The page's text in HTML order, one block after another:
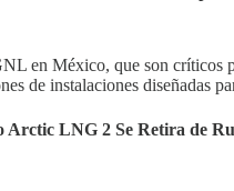
en México, que son críticos
de instalaciones diseñadas
Arctic LNG 2 Se Retira de